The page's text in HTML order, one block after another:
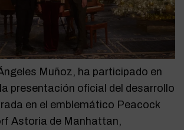
Muñoz, ha participado en
la presentación oficial del desarrollo
en el emblemático Peacock
Astoria de Manhattan,